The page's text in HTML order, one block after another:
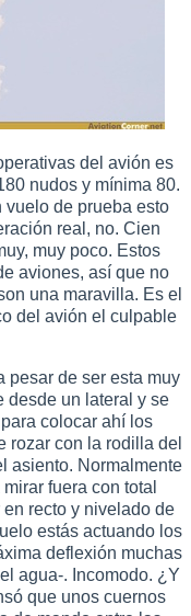
del avión es
nudos y mínima 80.
vuelo de prueba esto
real, no. Cien
muy poco. Estos
aviones, así que no
una maravilla. Es el
del avión el culpable
pesar de ser esta muy
desde un lateral y se
colocar ahí los
rozar con la rodilla del
asiento. Normalmente
fuera con total
recto y nivelado de
estás actuando los
deflexión muchas
agua-. Incomodo. ¿Y
que unos cuernos